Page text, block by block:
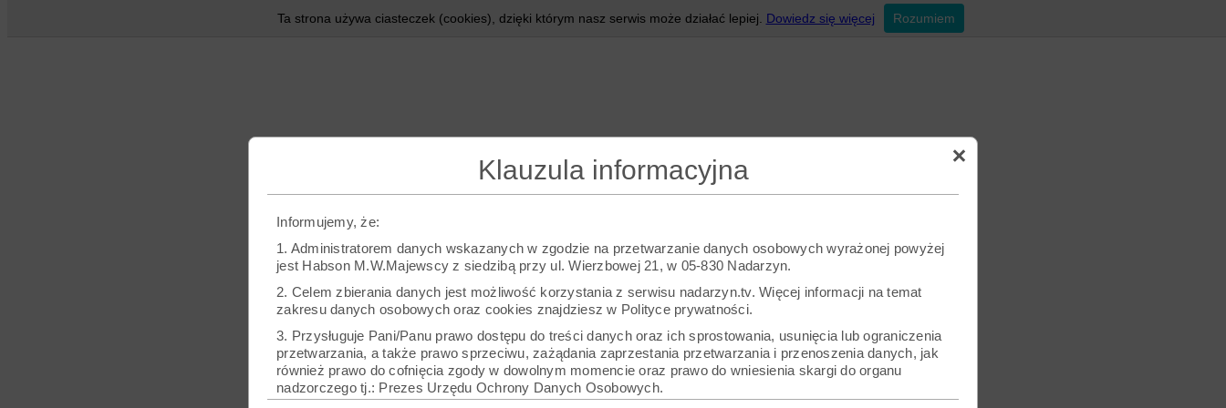
Klauzula informacyjna
Informujemy, że:
1. Administratorem danych wskazanych w zgodzie na przetwarzanie danych osobowych wyrażonej powyżej
jest Habson M.W.Majewscy z siedzibą przy ul. Wierzbowej 21, w 05-830 Nadarzyn.
2. Celem zbierania danych jest możliwość korzystania z serwisu nadarzyn.tv. Więcej informacji na temat
zakresu danych osobowych oraz cookies znajdziesz w Polityce prywatności.
3. Przysługuje Pani/Panu prawo dostępu do treści danych oraz ich sprostowania, usunięcia lub ograniczenia
przetwarzania, a także prawo sprzeciwu, zażądania zaprzestania przetwarzania i przenoszenia danych, jak
również prawo do cofnięcia zgody w dowolnym momencie oraz prawo do wniesienia skargi do organu
nadzorczego tj.: Prezes Urzędu Ochrony Danych Osobowych.
Ta strona używa ciasteczek (cookies), dzięki którym nasz serwis może działać lepiej. Dowiedz się więcej Rozumiem